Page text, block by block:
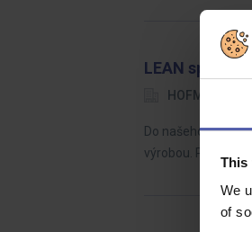
This
We
of
LEAN
HOFMANN
Do našeho týmu
výrobou. Pokud